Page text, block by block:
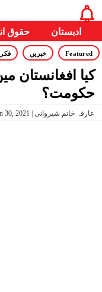
حقوق ادبستان
Featured خبریں
کیا افغانستان
حکومت؟
01:02 PM Jun 30, 2021 | عارفہ خانم شیروانی